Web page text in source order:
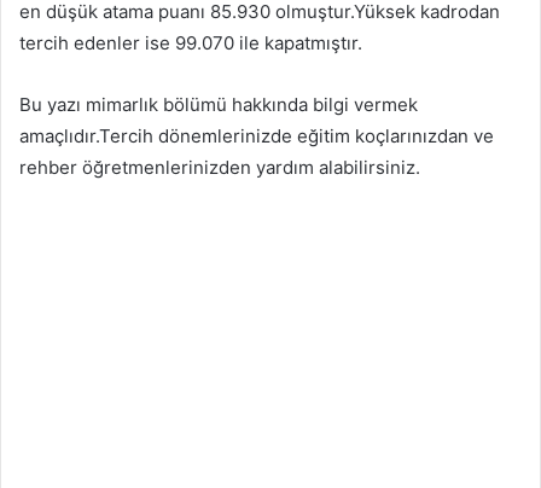
en düşük atama puanı 85.930 olmuştur.Yüksek kadrodan
tercih edenler ise 99.070 ile kapatmıştır.
Bu yazı mimarlık bölümü hakkında bilgi vermek
amaçlıdır.Tercih dönemlerinizde eğitim koçlarınızdan ve
rehber öğretmenlerinizden yardım alabilirsiniz.